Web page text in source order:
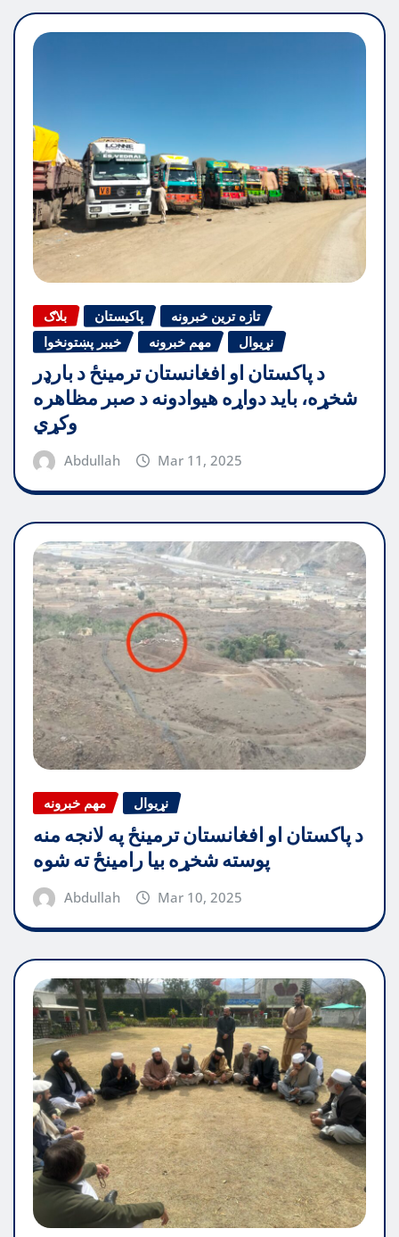
بلاګ پاکیستان
تازه ترین خبرونه
خیبر پښتونخوا
مهم خبرونه نړیوال
د پاکستان او افغانستان ترمینځ د بارډر
شخړه، باید دواړه هیوادونه د صبر مظاهره
وکړي
Abdullah Mar 11, 2025
مهم خبرونه نړیوال
د پاکستان او افغانستان ترمینځ په لانجه منه
پوسته شخړه بیا رامینځ ته شوه
Abdullah Mar 10, 2025